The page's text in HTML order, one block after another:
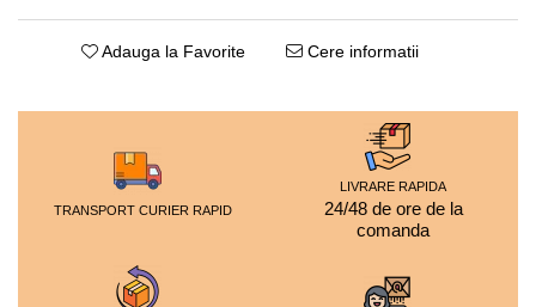
Adauga la Favorite Cere informatii
TRANSPORT CURIER RAPID
LIVRARE RAPIDA
24/48 de ore de la
comanda